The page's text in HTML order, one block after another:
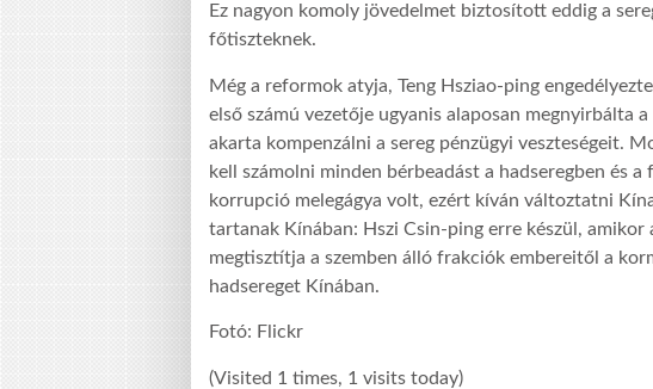
Ez nagyon komoly jövedelmet biztosított eddig a
főtiszteknek.
Még a reformok atyja, Teng Hsziao-ping
első számú vezetője ugyanis alaposan megnyirbálta
akarta kompenzálni a sereg pénzügyi veszteségeit.
kell számolni minden bérbeadást a hadseregben és a
korrupció melegágya volt, ezért kíván változtatni
tartanak Kínában: Hszi Csin-ping erre készül, amikor
megtisztítja a szemben álló frakciók embereitől a
hadsereget Kínában.
Fotó: Flickr
(Visited 1 times, 1 visits today)